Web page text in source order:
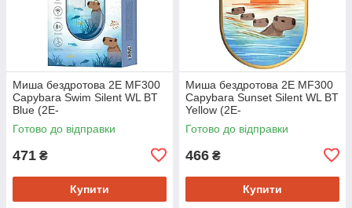
Миша бездротова 2E MF300
Capybara Swim Silent WL BT
Blue (2E-
MF300WCAPIBARABL)
Готово до відправки
471 ₴
Купити
Миша бездротова 2E MF300
Capybara Sunset Silent WL BT
Yellow (2E-
MF300WCAPIBARAYW)
Готово до відправки
466 ₴
Купити